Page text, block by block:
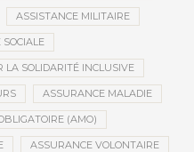
ASSISTANCE MILITAIRE
LA SOLIDARITÉ INCLUSIVE
ASSURANCE MALADIE
(AMO)
ASSURANCE VOLONTAIRE